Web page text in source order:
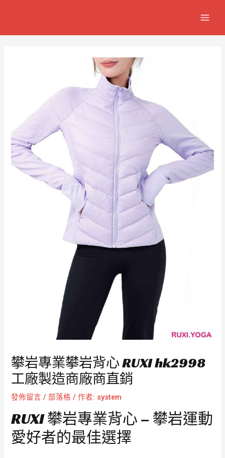
攀岩專業攀岩背心 RUXI hk2998
工廠製造商廠商直銷
發佈留言 /部落格 / 作者: system
RUXI 攀岩專業背心 – 攀岩運動
愛好者的最佳選擇